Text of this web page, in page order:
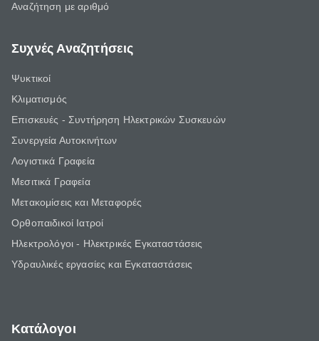
Αναζήτηση με αριθμό
Συχνές Αναζητήσεις
Ψυκτικοί
Κλιματισμός
Επισκευές - Συντήρηση Ηλεκτρικών Συσκευών
Συνεργεία Αυτοκινήτων
Λογιστικά Γραφεία
Μεσιτικά Γραφεία
Μετακομίσεις και Μεταφορές
Ορθοπαιδικοί Ιατροί
Ηλεκτρολόγοι - Ηλεκτρικές Εγκαταστάσεις
Υδραυλικές εργασίες και Εγκαταστάσεις
Κατάλογοι